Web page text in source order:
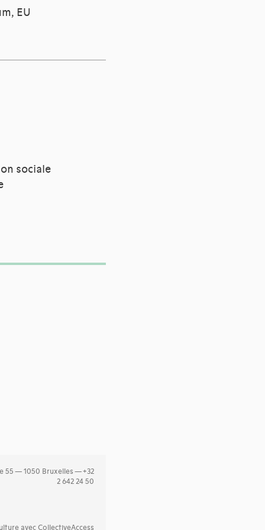
EU
sociale
55 — 1050 Bruxelles — +32
2 642 24 50
avec CollectiveAccess